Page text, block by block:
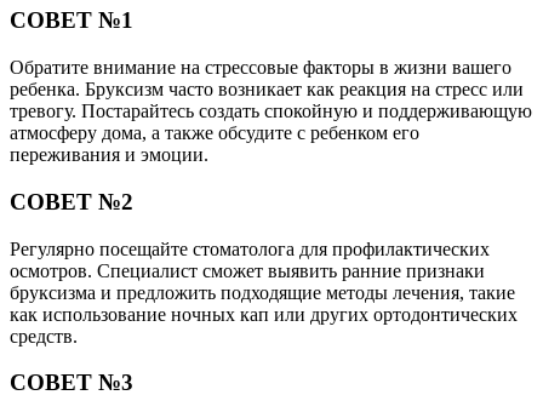
СОВЕТ №1
Обратите внимание на стрессовые факторы в жизни вашего
ребенка. Бруксизм часто возникает как реакция на стресс или
тревогу. Постарайтесь создать спокойную и поддерживающую
атмосферу дома, а также обсудите с ребенком его
переживания и эмоции.
СОВЕТ №2
Регулярно посещайте стоматолога для профилактических
осмотров. Специалист сможет выявить ранние признаки
бруксизма и предложить подходящие методы лечения, такие
как использование ночных кап или других ортодонтических
средств.
СОВЕТ №3